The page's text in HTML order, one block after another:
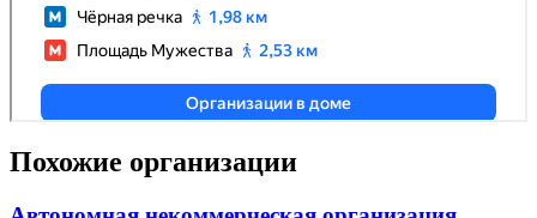
Похожие организации